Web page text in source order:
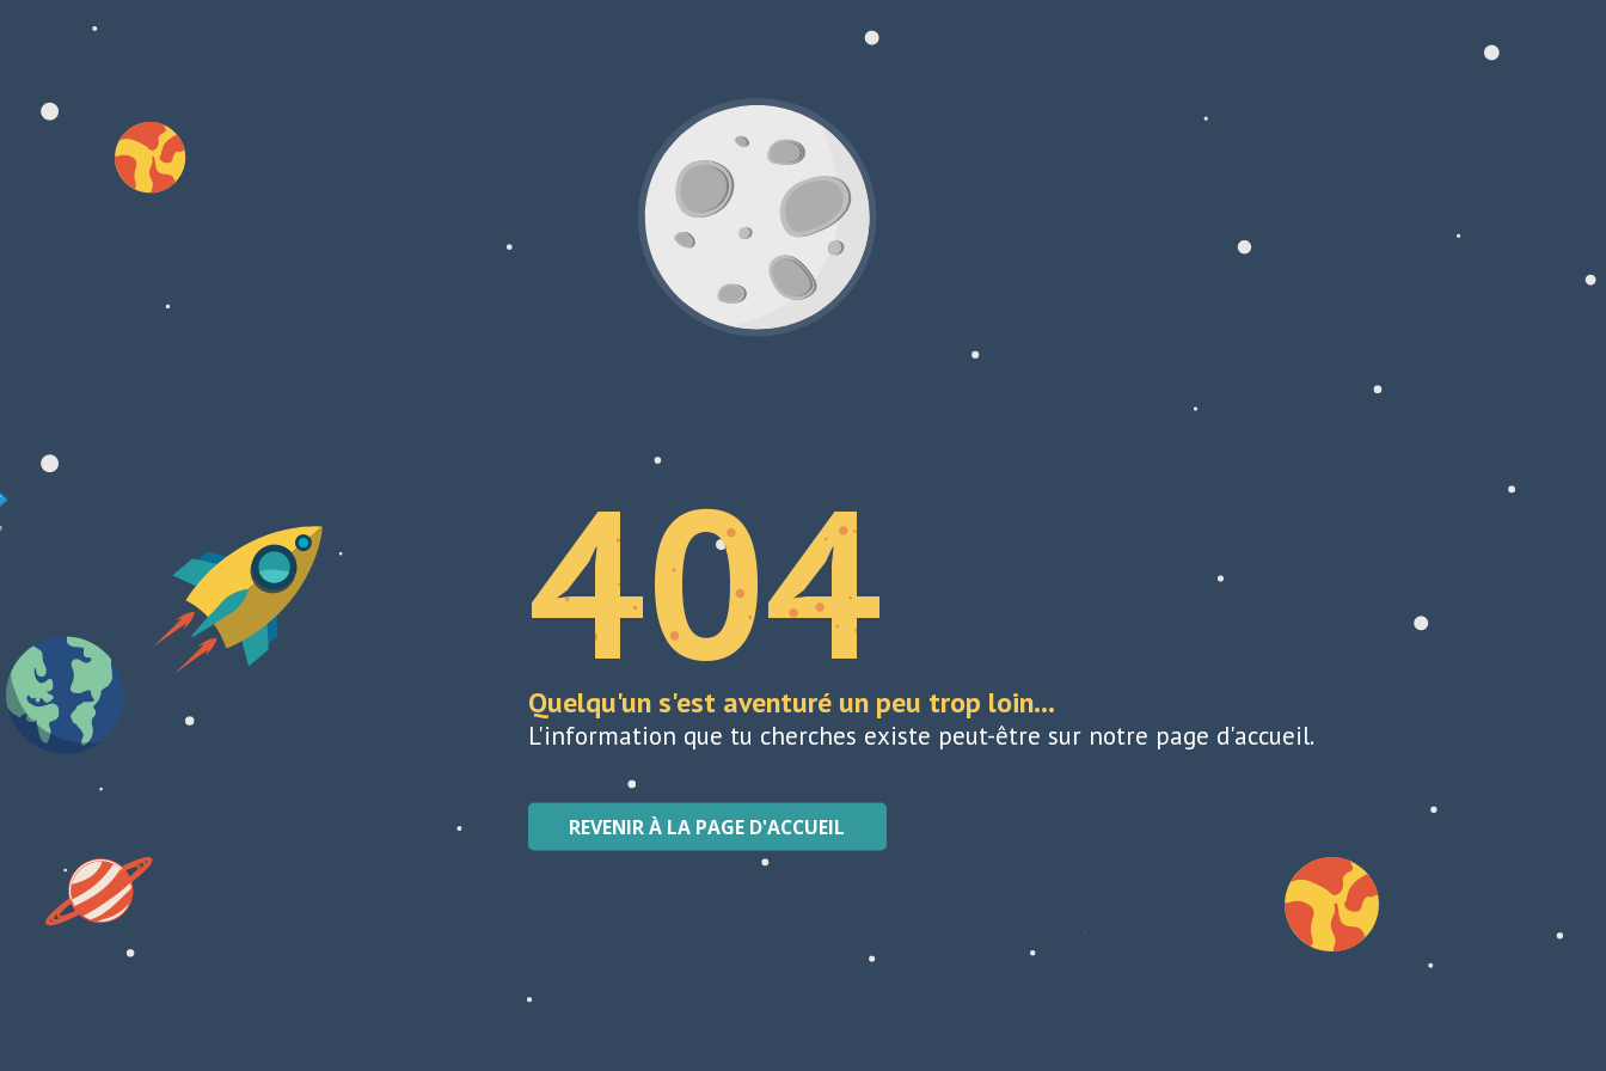
404
Quelqu'un s'est aventuré un peu trop loin...
L'information que tu cherches existe peut-être sur notre page d'accueil.
REVENIR À LA PAGE D'ACCUEIL